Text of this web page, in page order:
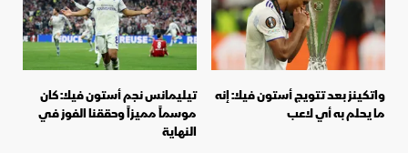
واتكينز بعد تتويج أستون فيلا: إنه
ما يحلم به أي لاعب
تيليمانس نجم أستون فيلا: كان
موسماً مميزاً وحققنا الفوز في
النهاية